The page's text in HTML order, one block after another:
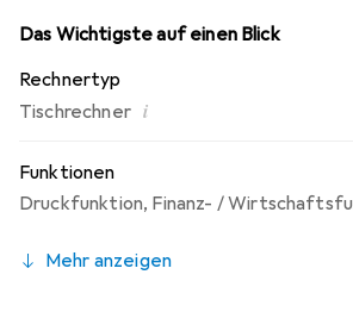
Das Wichtigste auf einen Blick
Rechnertyp
Tischrechner i
Funktionen
Druckfunktion, Finanz- /
Mehr anzeigen